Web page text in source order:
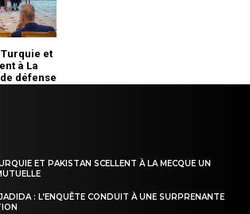
ET PAKISTAN SCELLENT À LA MECQUE UN
: L’ENQUÊTE CONDUIT À UNE SURPRENANTE